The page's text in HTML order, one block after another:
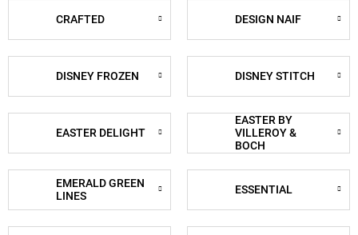
CRAFTED DESIGN NAIF
DISNEY FROZEN DISNEY STITCH
EASTER DELIGHT
EASTER BY
VILLEROY &
BOCH
EMERALD GREEN
LINES
ESSENTIAL